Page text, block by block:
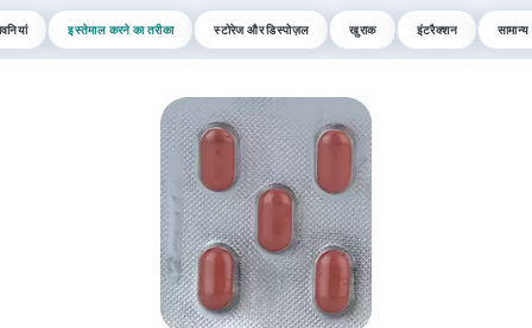
इस्तेमाल करने का तरीका स्टोरेज और डिस्पोज़ल खुराक इंटरैक्शन